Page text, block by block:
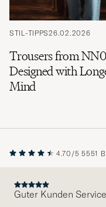
STIL-TIPPS26.02.2026
Trousers from
Designed with
Mind
4.70/5 5551
Guter Kunden Service